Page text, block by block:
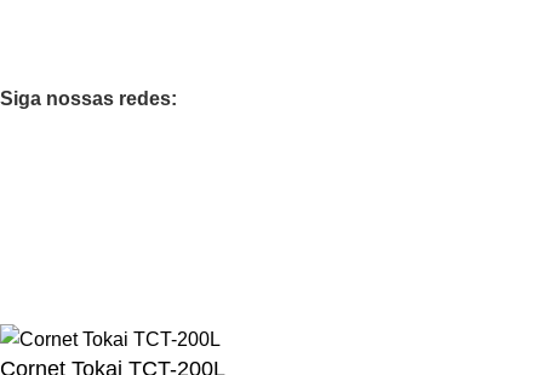
Siga nossas redes:
Cornet Tokai TCT-200L